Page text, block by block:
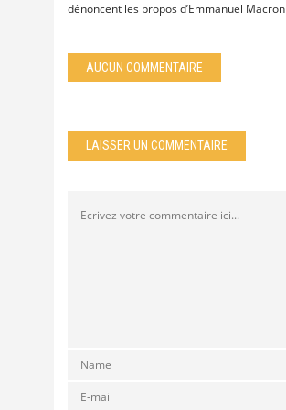
dénoncent les propos d’Emmanuel Macron
AUCUN COMMENTAIRE
LAISSER UN COMMENTAIRE